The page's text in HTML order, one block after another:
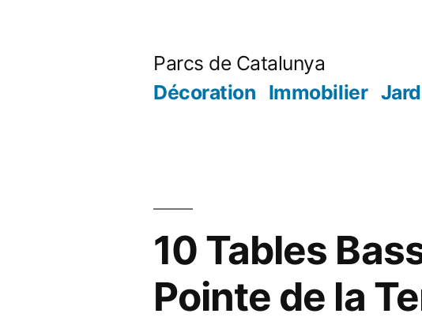
Parcs de Catalunya
Décoration Immobilier
10 Tables
Pointe de la